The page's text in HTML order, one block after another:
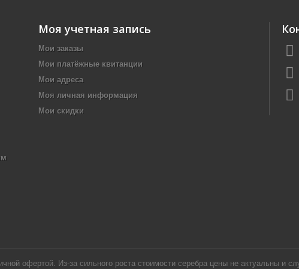
офертой. Из-за сильного роста стоимости серебра цены не актуальны и
Моя учетная запись
Мои заказы
Мои платёжные квитанции
Мои адреса
Моя личная информация
Мои скидки